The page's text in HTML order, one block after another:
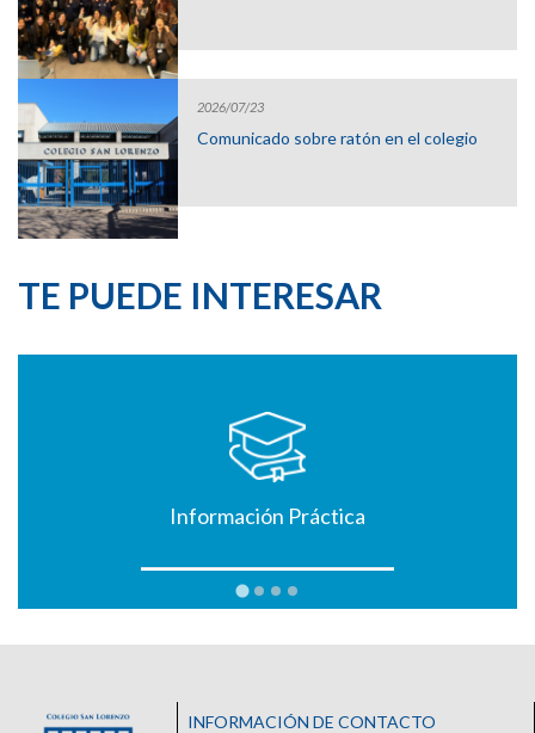
2026/07/23
Comunicado sobre ratón en el colegio
TE PUEDE INTERESAR
Información Práctica
INFORMACIÓN DE CONTACTO